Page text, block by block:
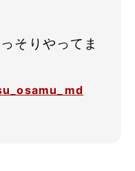
そりやってま